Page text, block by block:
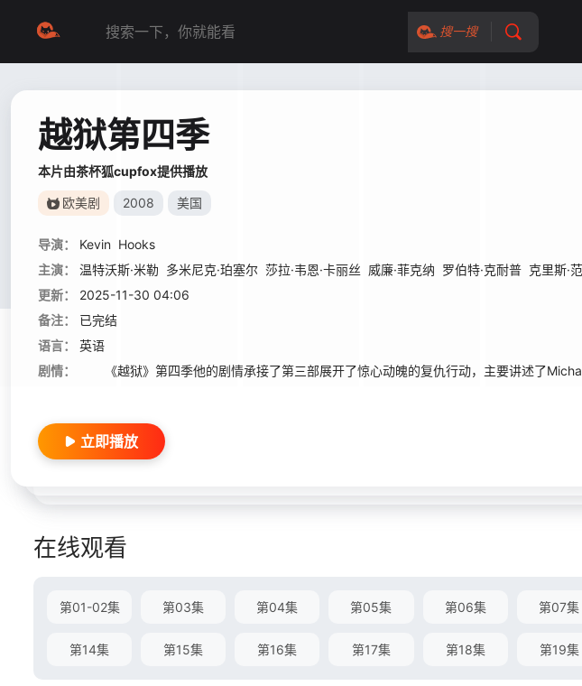
搜一搜
越狱第四季
本片由茶杯狐cupfox提供播放
欧美剧 2008 美国
导演： Kevin Hooks
主演：
温特沃斯·米勒 多米尼克·珀塞尔 莎拉·韦恩·卡丽丝 威廉·菲克纳 罗伯特·克耐普 克里斯·
更新：
2025-11-30 04:06
备注：
已完结
语言：
英语
剧情：
《越狱》第四季他的剧情承接了第三部展开了惊心动魄的复仇行动，主要讲述了
立即播放
在线观看
第01-02集 第03集 第04集 第05集 第06集 第07集
第14集 第15集 第16集 第17集 第18集 第19集